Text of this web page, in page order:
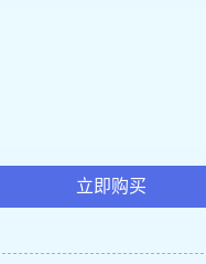
立即购买